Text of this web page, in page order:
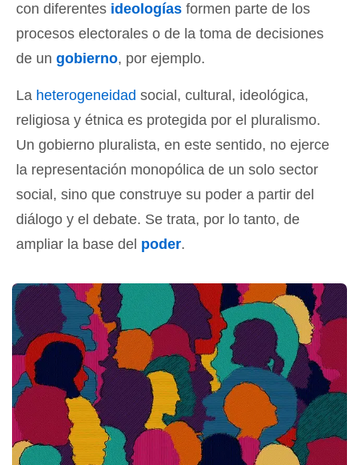
con diferentes ideologías formen parte de los
procesos electorales o de la toma de decisiones
de un gobierno, por ejemplo.
La heterogeneidad social, cultural, ideológica,
religiosa y étnica es protegida por el pluralismo.
Un gobierno pluralista, en este sentido, no ejerce
la representación monopólica de un solo sector
social, sino que construye su poder a partir del
diálogo y el debate. Se trata, por lo tanto, de
ampliar la base del poder.